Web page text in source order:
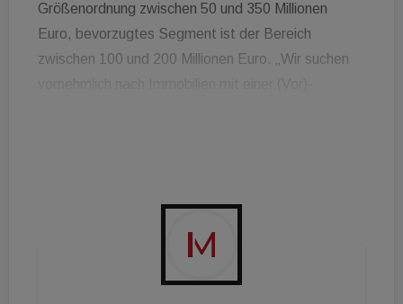
Größenordnung zwischen 50 und 350 Millionen
Euro, bevorzugtes Segment ist der Bereich
zwischen 100 und 200 Millionen Euro. „Wir suchen
Verkäufer für die Vermietung der Immobilie
verantwortlich ist. Zuvor hatte die EPH unter
anderem das QBC 4 von Partnern der
Wirtschaftsprüfungsgesellschaft BDO gekauft, dies